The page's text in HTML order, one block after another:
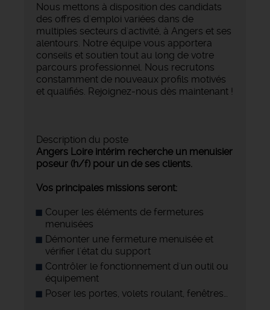
Nous mettons à disposition des candidats
des offres d'emploi variées dans de
multiples secteurs d'activité, à Angers et ses
alentours. Notre équipe vous apportera
conseils et soutien tout au long de votre
parcours professionnel. Nous recrutons
constamment de nouveaux profils motivés
et qualifiés. Rejoignez-nous dès maintenant !
Description du poste
Angers Loire intérim recherche un menuisier
poseur (h/f) pour un de ses clients.
Vos principales missions seront:
Couper les éléments de fermetures
menuisées
Démonter une fermeture menuisée et
vérifier l'état du support
Contrôler le fonctionnement d'un outil ou
équipement
Poser les portes, volets roulant, fenêtres…